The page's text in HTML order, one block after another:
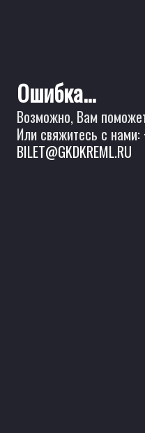
Ошибка...
Возможно, Вам
Или свяжитесь с нами:
BILET@GKDKREML.RU